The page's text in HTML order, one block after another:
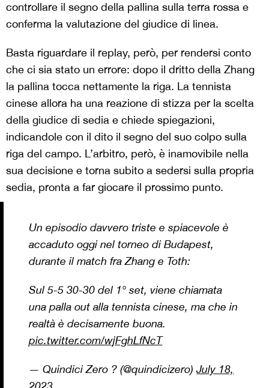
controllare il segno della pallina sulla terra rossa e
conferma la valutazione del giudice di linea.
Basta riguardare il replay, però, per rendersi conto
che ci sia stato un errore: dopo il dritto della Zhang
la pallina tocca nettamente la riga. La tennista
cinese allora ha una reazione di stizza per la scelta
della giudice di sedia e chiede spiegazioni,
indicandole con il dito il segno del suo colpo sulla
riga del campo. L’arbitro, però, è inamovibile nella
sua decisione e torna subito a sedersi sulla propria
sedia, pronta a far giocare il prossimo punto.
Un episodio davvero triste e spiacevole è
accaduto oggi nel torneo di Budapest,
durante il match fra Zhang e Toth:
Sul 5-5 30-30 del 1° set, viene chiamata
una palla out alla tennista cinese, ma che in
realtà è decisamente buona.
pic.twitter.com/wjFghLfNcT
— Quindici Zero ? (@quindicizero)July 18,